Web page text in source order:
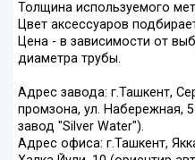
Толщина используемого
Цвет аксессуаров
Цена - в зависимости от
диаметра трубы.
Адрес завода: г.Ташкент,
промзона, ул. Набережная,
завод "Silver Water").
Адрес офиса: г.Ташкент,